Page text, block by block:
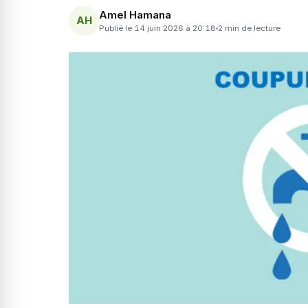
AH Amel Hamana
Publié le 14 juin 2026 à 20:18 2 min de lecture